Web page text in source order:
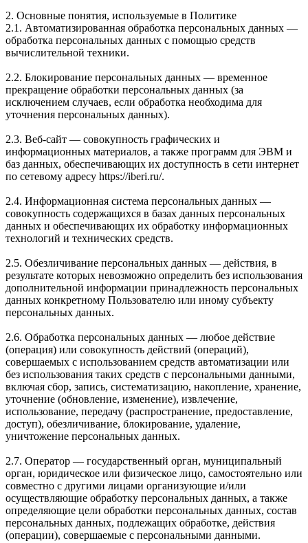
2. Основные понятия, используемые в Политике
2.1. Автоматизированная обработка персональных данных —
обработка персональных данных с помощью средств
вычислительной техники.
2.2. Блокирование персональных данных — временное
прекращение обработки персональных данных (за
исключением случаев, если обработка необходима для
уточнения персональных данных).
2.3. Веб-сайт — совокупность графических и
информационных материалов, а также программ для ЭВМ и
баз данных, обеспечивающих их доступность в сети интернет
по сетевому адресу https://iberi.ru/.
2.4. Информационная система персональных данных —
совокупность содержащихся в базах данных персональных
данных и обеспечивающих их обработку информационных
технологий и технических средств.
2.5. Обезличивание персональных данных — действия, в
результате которых невозможно определить без использования
дополнительной информации принадлежность персональных
данных конкретному Пользователю или иному субъекту
персональных данных.
2.6. Обработка персональных данных — любое действие
(операция) или совокупность действий (операций),
совершаемых с использованием средств автоматизации или
без использования таких средств с персональными данными,
включая сбор, запись, систематизацию, накопление, хранение,
уточнение (обновление, изменение), извлечение,
использование, передачу (распространение, предоставление,
доступ), обезличивание, блокирование, удаление,
уничтожение персональных данных.
2.7. Оператор — государственный орган, муниципальный
орган, юридическое или физическое лицо, самостоятельно или
совместно с другими лицами организующие и/или
осуществляющие обработку персональных данных, а также
определяющие цели обработки персональных данных, состав
персональных данных, подлежащих обработке, действия
(операции), совершаемые с персональными данными.